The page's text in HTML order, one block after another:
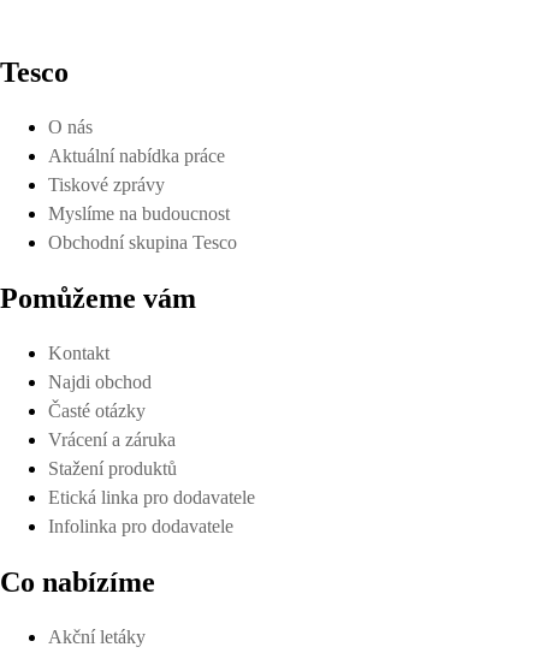
Tesco
O nás
Aktuální nabídka práce
Tiskové zprávy
Myslíme na budoucnost
Obchodní skupina Tesco
Pomůžeme vám
Kontakt
Najdi obchod
Časté otázky
Vrácení a záruka
Stažení produktů
Etická linka pro dodavatele
Infolinka pro dodavatele
Co nabízíme
Akční letáky